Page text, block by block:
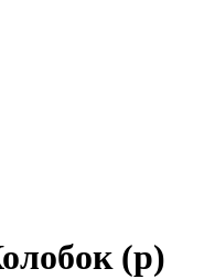
(р)